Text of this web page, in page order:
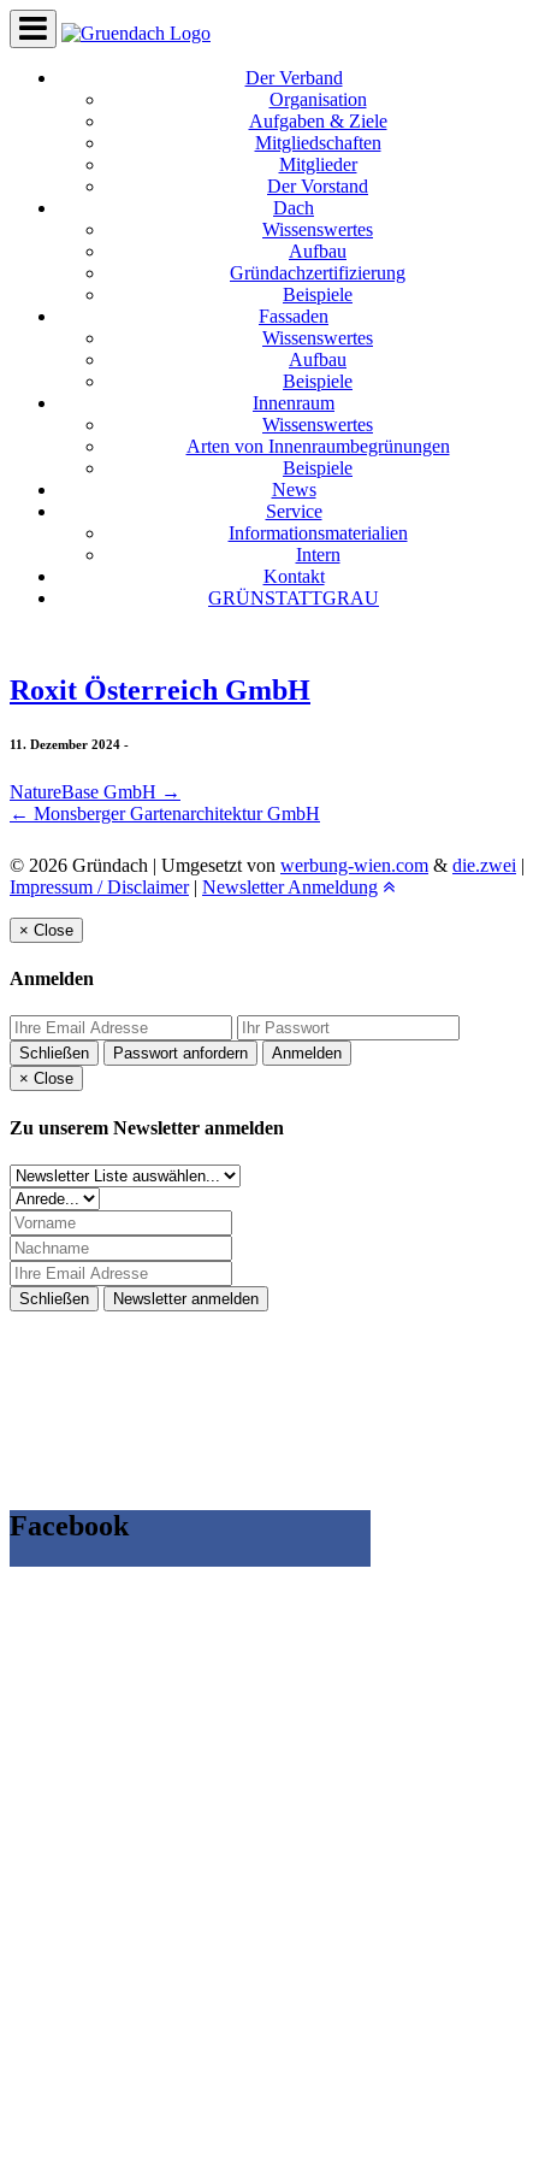
Der Verband
Organisation
Aufgaben & Ziele
Mitgliedschaften
Mitglieder
Der Vorstand
Dach
Wissenswertes
Aufbau
Gründachzertifizierung
Beispiele
Fassaden
Wissenswertes
Aufbau
Beispiele
Innenraum
Wissenswertes
Arten von Innenraumbegrünungen
Beispiele
News
Service
Informationsmaterialien
Intern
Kontakt
GRÜNSTATTGRAU
Roxit Österreich GmbH
11. Dezember 2024 -
NatureBase GmbH →
← Monsberger Gartenarchitektur GmbH
© 2026 Gründach | Umgesetzt von werbung-wien.com & die.zwei |
Impressum / Disclaimer| Newsletter Anmeldung
× Close
Anmelden
Schließen Passwort anfordern
Anmelden
× Close
Zu unserem Newsletter anmelden
Schließen Newsletter anmelden
Facebook